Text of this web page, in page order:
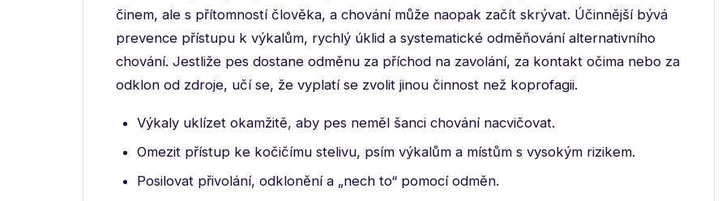
činem, ale s přítomností člověka, a chování může naopak začít skrývat. Účinnější bývá
prevence přístupu k výkalům, rychlý úklid a systematické odměňování alternativního
chování. Jestliže pes dostane odměnu za příchod na zavolání, za kontakt očima nebo za
odklon od zdroje, učí se, že vyplatí se zvolit jinou činnost než koprofagii.
Výkaly uklízet okamžitě, aby pes neměl šanci chování nacvičovat.
Omezit přístup ke kočičímu stelivu, psím výkalům a místům s vysokým rizikem.
Posilovat přivolání, odklonění a „nech to“ pomocí odměn.